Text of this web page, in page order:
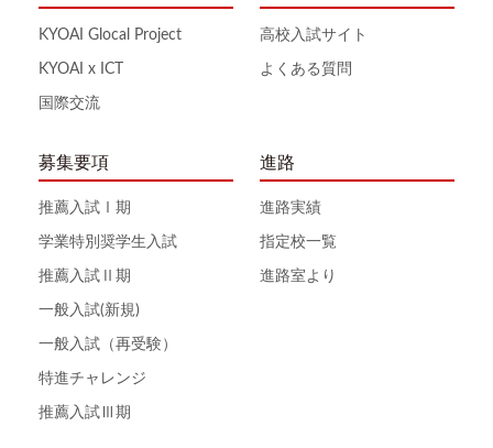
KYOAI Glocal Project
KYOAI x ICT
国際交流
高校入試サイト
よくある質問
募集要項
推薦入試Ⅰ期
学業特別奨学生入試
推薦入試Ⅱ期
一般入試(新規)
一般入試（再受験）
特進チャレンジ
推薦入試Ⅲ期
進路
進路実績
指定校一覧
進路室より